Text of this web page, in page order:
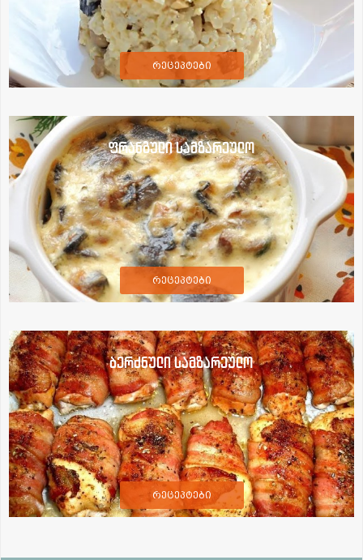
რეცეპტები
ფრანგული სამზარეულო
რეცეპტები
ბერძნული სამზარეულო
რეცეპტები